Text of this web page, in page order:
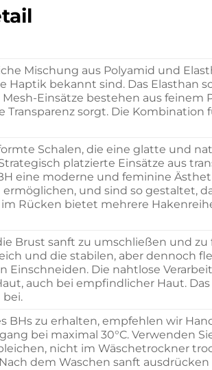
Mischung aus Polyamid und
Haptik bekannt sind. Das Elasthan
Einsätze bestehen aus feinem
sorgt. Die Kombination
Schalen, die eine glatte und
platzierte Einsätze aus
eine moderne und feminine
und sind so gestaltet,
Rücken bietet mehrere
Brust sanft zu umschließen und
und die stabilen, aber dennoch
Die nahtlose
auch bei empfindlicher Haut.
BHs zu erhalten, empfehlen wir
bei maximal 30°C. Verwenden
nicht im Wäschetrockner
dem Waschen sanft